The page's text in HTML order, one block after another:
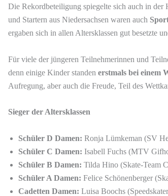
Die Rekordbeteiligung spiegelte sich auch in
und Startern aus Niedersachsen waren auch
ergaben sich in allen Altersklassen gut besetzte
Für viele der jüngeren Teilnehmerinnen und
denn einige Kinder standen erstmals bei einem
Aufregung, aber auch die Freude, Teil des
Sieger der Altersklassen
Schüler D Damen: Ronja Lümkeman (SV
Schüler C Damen: Isabell Fuchs (MTV
Schüler B Damen: Tilda Hino (Skate-Team
Schüler A Damen: Felice Schönenberger
Cadetten Damen: Luisa Boochs